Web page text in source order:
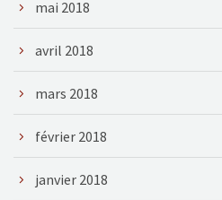
mai 2018
avril 2018
mars 2018
février 2018
janvier 2018